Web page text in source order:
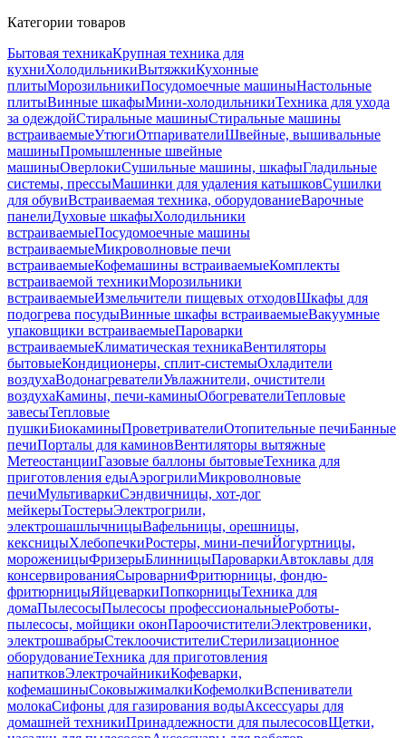
Категории товаров
Бытовая техникаКрупная техника для
кухниХолодильникиВытяжкиКухонные
плитыМорозильникиПосудомоечные машиныНастольные
плитыВинные шкафыМини-холодильникиТехника для ухода
за одеждойСтиральные машиныСтиральные машины
встраиваемыеУтюгиОтпаривателиШвейные, вышивальные
машиныПромышленные швейные
машиныОверлокиСушильные машины, шкафыГладильные
системы, прессыМашинки для удаления катышковСушилки
для обувиВстраиваемая техника, оборудованиеВарочные
панелиДуховые шкафыХолодильники
встраиваемыеПосудомоечные машины
встраиваемыеМикроволновые печи
встраиваемыеКофемашины встраиваемыеКомплекты
встраиваемой техникиМорозильники
встраиваемыеИзмельчители пищевых отходовШкафы для
подогрева посудыВинные шкафы встраиваемыеВакуумные
упаковщики встраиваемыеПароварки
встраиваемыеКлиматическая техникаВентиляторы
бытовыеКондиционеры, сплит-системыОхладители
воздухаВодонагревателиУвлажнители, очистители
воздухаКамины, печи-каминыОбогревателиТепловые
завесыТепловые
пушкиБиокаминыПроветривателиОтопительные печиБанные
печиПорталы для каминовВентиляторы вытяжные
МетеостанцииГазовые баллоны бытовыеТехника для
приготовления едыАэрогрилиМикроволновые
печиМультиваркиСэндвичницы, хот-дог
мейкерыТостерыЭлектрогрили,
электрошашлычницыВафельницы, орешницы,
кексницыХлебопечкиРостеры, мини-печиЙогуртницы,
мороженицыФризерыБлинницыПароваркиАвтоклавы для
консервированияСыроварниФритюрницы, фондю-
фритюрницыЯйцеваркиПопкорницыТехника для
домаПылесосыПылесосы профессиональныеРоботы-
пылесосы, мойщики оконПароочистителиЭлектровеники,
электрошвабрыСтеклоочистителиСтерилизационное
оборудованиеТехника для приготовления
напитковЭлектрочайникиКофеварки,
кофемашиныСоковыжималкиКофемолкиВспениватели
молокаСифоны для газирования водыАксессуары для
домашней техникиПринадлежности для пылесосовЩетки,